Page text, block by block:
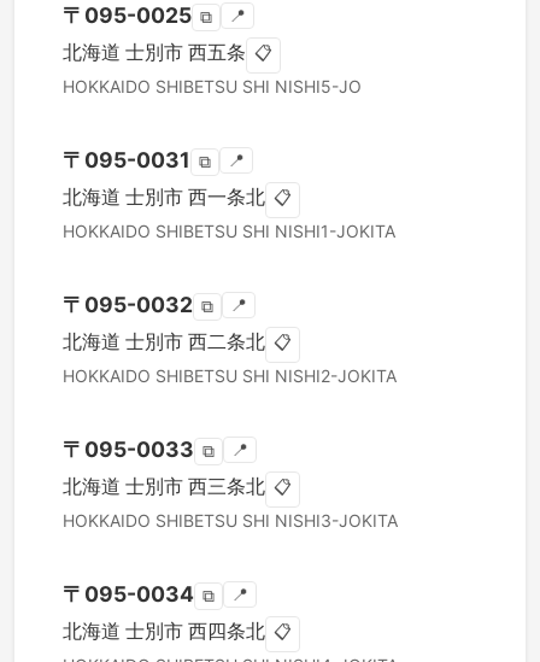
〒 095-0025 ⧉ 📍
北海道 士別市 西五条 📋
HOKKAIDO SHIBETSU SHI NISHI5-JO
〒 095-0031 ⧉ 📍
北海道 士別市 西一条北 📋
HOKKAIDO SHIBETSU SHI NISHI1-JOKITA
〒 095-0032 ⧉ 📍
北海道 士別市 西二条北 📋
HOKKAIDO SHIBETSU SHI NISHI2-JOKITA
〒 095-0033 ⧉ 📍
北海道 士別市 西三条北 📋
HOKKAIDO SHIBETSU SHI NISHI3-JOKITA
〒 095-0034 ⧉ 📍
北海道 士別市 西四条北 📋